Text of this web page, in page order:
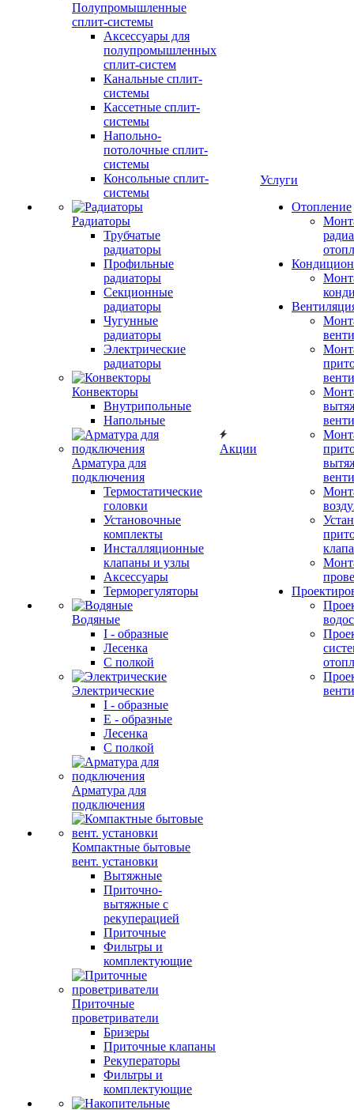
Полупромышленные
сплит-системы
Аксессуары для
полупромышленных
сплит-систем
Канальные сплит-
системы
Кассетные сплит-
системы
Напольно-
потолочные сплит-
системы
Консольные сплит-
системы
Радиаторы
Трубчатые
радиаторы
Профильные
радиаторы
Секционные
радиаторы
Чугунные
радиаторы
Электрические
радиаторы
Конвекторы
Внутрипольные
Напольные
Арматура для
подключения
Термостатические
головки
Установочные
комплекты
Инсталляционные
клапаны и узлы
Аксессуары
Терморегуляторы
Водяные
I - образные
Лесенка
С полкой
Электрические
I - образные
E - образные
Лесенка
С полкой
Арматура для
подключения
Компактные бытовые
вент. установки
Вытяжные
Приточно-
вытяжные с
рекуперацией
Приточные
Фильтры и
комплектующие
Приточные
проветриватели
Бризеры
Приточные клапаны
Рекуператоры
Фильтры и
комплектующие
Акции
Услуги
Отопление